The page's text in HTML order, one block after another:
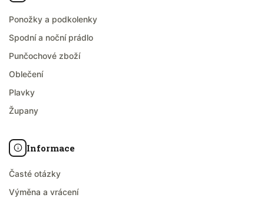
Ponožky a podkolenky
Spodní a noční prádlo
Punčochové zboží
Oblečení
Plavky
Župany
Informace
Časté otázky
Výměna a vrácení